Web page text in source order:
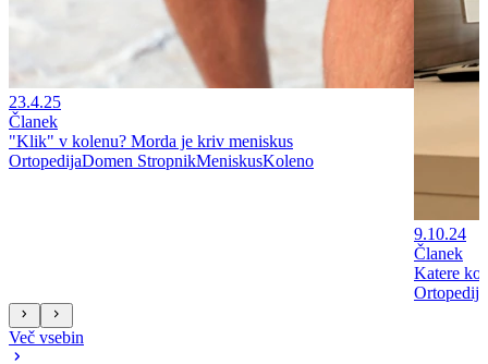
23.4.25
Članek
"Klik" v kolenu? Morda je kriv meniskus
OrtopedijaDomen StropnikMeniskusKoleno
9.10.24
Članek
Katere
Ortopedija
Več vsebin